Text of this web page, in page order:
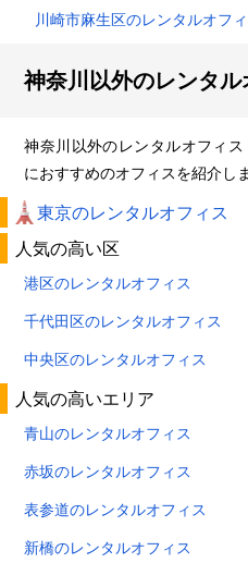
川崎市麻生区のレンタルオフ
神奈川以外のレンタル
神奈川以外のレンタルオフィ
におすすめのオフィスを紹介しま
東京のレンタルオフィス
人気の高い区
港区のレンタルオフィス
千代田区のレンタルオフィス
中央区のレンタルオフィス
人気の高いエリア
青山のレンタルオフィス
赤坂のレンタルオフィス
表参道のレンタルオフィス
新橋のレンタルオフィス